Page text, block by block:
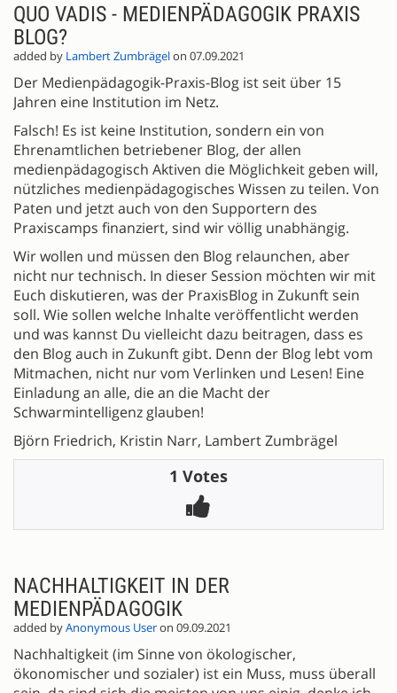
QUO VADIS - MEDIENPÄDAGOGIK PRAXIS
BLOG?
added by Lambert Zumbrägelon 07.09.2021
Der Medienpädagogik-Praxis-Blog ist seit über 15
Jahren eine Institution im Netz.
Falsch! Es ist keine Institution, sondern ein von
Ehrenamtlichen betriebener Blog, der allen
medienpädagogisch Aktiven die Möglichkeit geben will,
nützliches medienpädagogisches Wissen zu teilen. Von
Paten und jetzt auch von den Supportern des
Praxiscamps finanziert, sind wir völlig unabhängig.
Wir wollen und müssen den Blog relaunchen, aber
nicht nur technisch. In dieser Session möchten wir mit
Euch diskutieren, was der PraxisBlog in Zukunft sein
soll. Wie sollen welche Inhalte veröffentlicht werden
und was kannst Du vielleicht dazu beitragen, dass es
den Blog auch in Zukunft gibt. Denn der Blog lebt vom
Mitmachen, nicht nur vom Verlinken und Lesen! Eine
Einladung an alle, die an die Macht der
Schwarmintelligenz glauben!
Björn Friedrich, Kristin Narr, Lambert Zumbrägel
1 Votes
NACHHALTIGKEIT IN DER
MEDIENPÄDAGOGIK
added byAnonymous Useron 09.09.2021
Nachhaltigkeit (im Sinne von ökologischer,
ökonomischer und sozialer) ist ein Muss, muss überall